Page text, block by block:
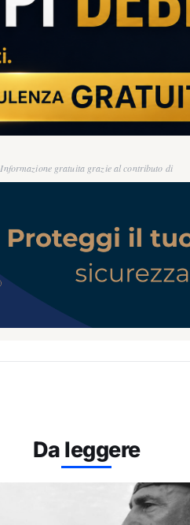
Informazione gratuita grazie al contributo di
Da leggere